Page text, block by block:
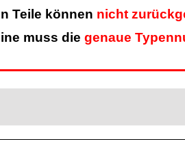
Teile können nicht
muss die genaue